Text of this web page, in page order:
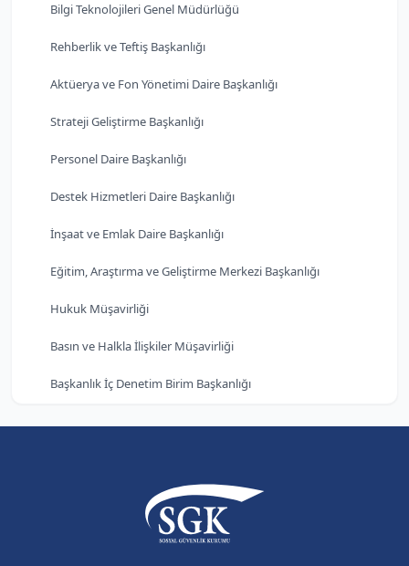
Bilgi Teknolojileri Genel Müdürlüğü
Rehberlik ve Teftiş Başkanlığı
Aktüerya ve Fon Yönetimi Daire Başkanlığı
Strateji Geliştirme Başkanlığı
Personel Daire Başkanlığı
Destek Hizmetleri Daire Başkanlığı
İnşaat ve Emlak Daire Başkanlığı
Eğitim, Araştırma ve Geliştirme Merkezi Başkanlığı
Hukuk Müşavirliği
Basın ve Halkla İlişkiler Müşavirliği
Başkanlık İç Denetim Birim Başkanlığı